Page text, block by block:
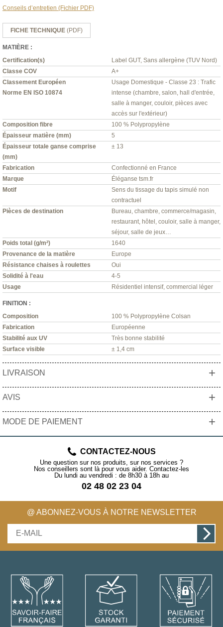
Conseils d’entretien (Fichier PDF)
FICHE TECHNIQUE (PDF)
MATIÈRE :
Certification(s)
Label GUT, Sans allergène (TUV Nord)
Classe COV
A+
Classement Européen
Norme EN ISO 10874
Usage Domestique - Classe 23 : Trafic
intense (chambre, salon, hall d'entrée,
salle à manger, couloir, pièces avec
accès sur l'extérieur)
Composition fibre
100 % Polypropylène
Épaisseur matière (mm)
5
Épaisseur totale ganse comprise
(mm)
± 13
Fabrication
Confectionné en France
Marque
Éléganse tsm.fr
Motif
Sens du tissage du tapis simulé non
contractuel
Pièces de destination
Bureau, chambre, commerce/magasin,
restaurant, hôtel, couloir, salle à manger,
séjour, salle de jeux…
Poids total (g/m²)
1640
Provenance de la matière
Europe
Résistance chaises à roulettes
Oui
Solidité à l'eau
4-5
Usage
Résidentiel intensif, commercial léger
FINITION :
Composition
100 % Polypropylène Colsan
Fabrication
Européenne
Stabilité aux UV
Très bonne stabilité
Surface visible
± 1,4 cm
LIVRAISON +
AVIS +
MODE DE PAIEMENT +
CONTACTEZ-NOUS
Une question sur nos produits, sur nos services ?
Nos conseillers sont là pour vous aider. Contactez-les
Du lundi au vendredi : de 8h30 à 18h au
02 48 02 23 04
@ ABONNEZ-VOUS À NOTRE NEWSLETTER